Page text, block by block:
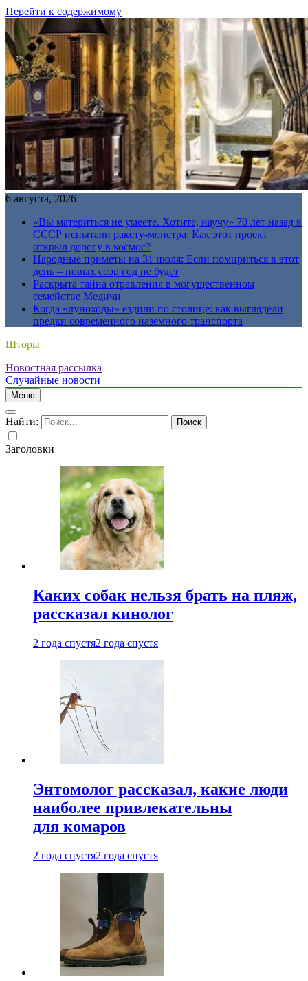
Перейти к содержимому
6 августа, 2026
«Вы материться не умеете. Хотите, научу» 70 лет назад в
СССР испытали ракету-монстра. Как этот проект
открыл дорогу в космос?
Народные приметы на 31 июля: Если помириться в этот
день – новых ссор год не будет
Раскрыта тайна отравления в могущественном
семействе Медичи
Когда «луноходы» ездили по столице: как выглядели
предки современного наземного транспорта
Шторы
Новостная рассылка
Случайные новости
Меню
Найти:
Заголовки
Каких собак нельзя брать на пляж,
рассказал кинолог
2 года спустя2 года спустя
Энтомолог рассказал, какие люди
наиболее привлекательны
для комаров
2 года спустя2 года спустя